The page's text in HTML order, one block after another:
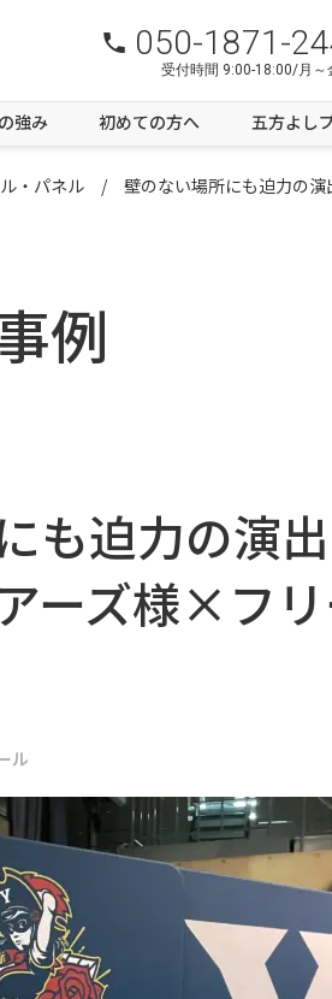
050-1871-
受付時間 9:00-18:00/月～
強み 初めての方へ 五方よし
・パネル 壁のない場所にも迫力の
例
も迫力の演
ーズ様×フ
ル